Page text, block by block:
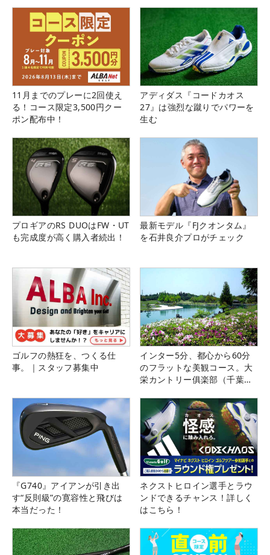
11月までのプレーに2回使え
る！コース限定3,500円クー
ポン配布中！
アディダス『コードカオス
27』は強烈な蹴りでパワーを
生む
プロギアのRS DUOはFW・UT
も完成度が高く購入者続出！
最新モデル『FJクオンタム』
を石井良介プロがチェック
ゴルフの熱狂を、つくる仕
事。｜スタッフ募集中
インター5分、都心から60分
のフラットな美観コース。大
栄カントリー俱楽部（千葉
『G740』アイアンが引き出
す“反則級”の寛容性と飛びは
本当だった！
ネクストヒロイン選手とラウ
ンドできるチャンス！詳しく
はこちら！